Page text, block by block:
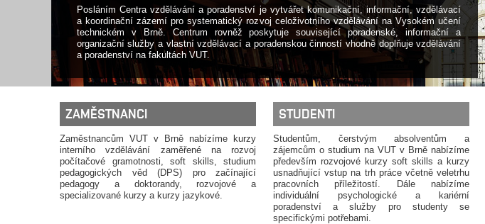
Posláním Centra vzdělávání a poradenství je vytvářet komunikační, informační, vzdělávací
a koordinační zázemí pro systematický rozvoj celoživotního vzdělávání na Vysokém učení
technickém v Brně. Centrum rovněž poskytuje související poradenské, informační a
organizační služby a vlastní vzdělávací a poradenskou činností vhodně doplňuje vzdělávání
a poradenství na fakultách VUT.
ZAMĚSTNANCI
Zaměstnancům VUT v Brně nabízíme kurzy
interního vzdělávání zaměřené na rozvoj
počítačové gramotnosti, soft skills, studium
pedagogických věd (DPS) pro začínající
pedagogy a doktorandy, rozvojové a
specializované kurzy a kurzy jazykové.
STUDENTI
Studentům, čerstvým absolventům a
zájemcům o studium na VUT v Brně nabízíme
především rozvojové kurzy soft skills a kurzy
usnadňující vstup na trh práce včetně veletrhu
pracovních příležitostí. Dále nabízíme
individuální psychologické a kariérní
poradenství a služby pro studenty se
specifickými potřebami.